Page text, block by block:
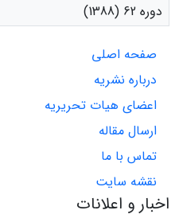
دوره 62 (1388)
صفحه اصلی
درباره نشریه
اعضای هیات تحریریه
ارسال مقاله
تماس با ما
نقشه سایت
اخبار و اعلانات